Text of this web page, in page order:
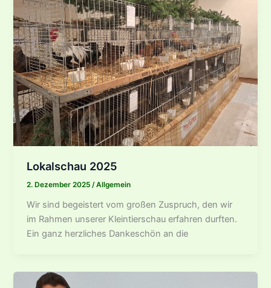
Lokalschau 2025
2. Dezember 2025/Allgemein
Wir sind begeistert vom großen Zuspruch, den wir
im Rahmen unserer Kleintierschau erfahren durften.
Ein ganz herzliches Dankeschön an die